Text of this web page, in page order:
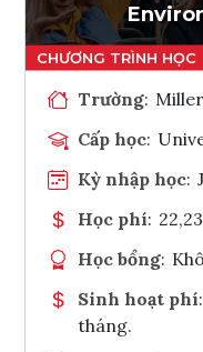
Trường:
Cấp học:
Kỳ nhập học:
Học phí:
Học bổng:
Sinh hoạt phí:
tháng.